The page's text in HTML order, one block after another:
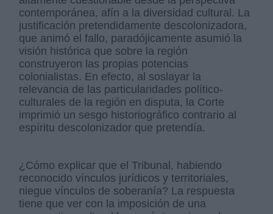
contemporánea, afín a la diversidad cultural. La
justificación pretendidamente descolonizadora,
que animó el fallo, paradójicamente asumió la
visión histórica que sobre la región
construyeron las propias potencias
colonialistas. En efecto, al soslayar la
relevancia de las particularidades político-
culturales de la región en disputa, la Corte
imprimió un sesgo historiográfico contrario al
espíritu descolonizador que pretendía.
¿Cómo explicar que el Tribunal, habiendo
reconocido vínculos jurídicos y territoriales,
niegue vínculos de soberanía? La respuesta
tiene que ver con la imposición de una